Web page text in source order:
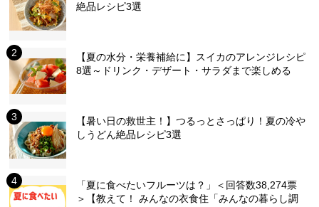
絶品レシピ3選
【夏の水分・栄養補給に】スイカのアレンジレシピ
8選～ドリンク・デザート・サラダまで楽しめる
【暑い日の救世主！】つるっとさっぱり！夏の冷や
しうどん絶品レシピ3選
「夏に食べたいフルーツは？」＜回答数38,274票
＞【教えて！ みんなの衣食住「みんなの暮らし調